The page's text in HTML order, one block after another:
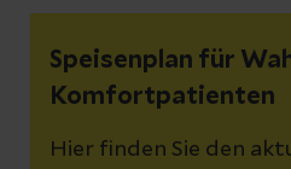
Speisenplan für
Komfortpatienten
Hier finden Sie den